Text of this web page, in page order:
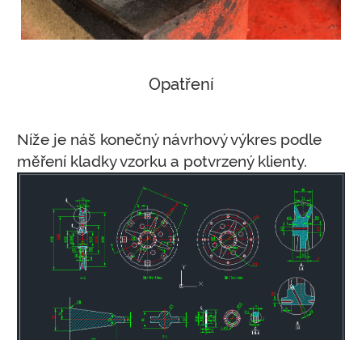
Opatření
Níže je náš konečný návrhový výkres podle
měření kladky vzorku a potvrzený klienty.